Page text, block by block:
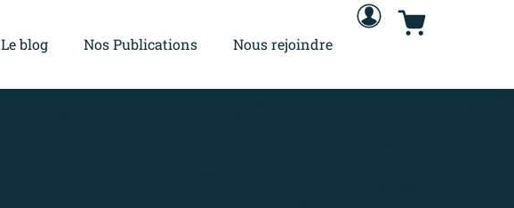
Le blog Nos Publications Nous rejoindre